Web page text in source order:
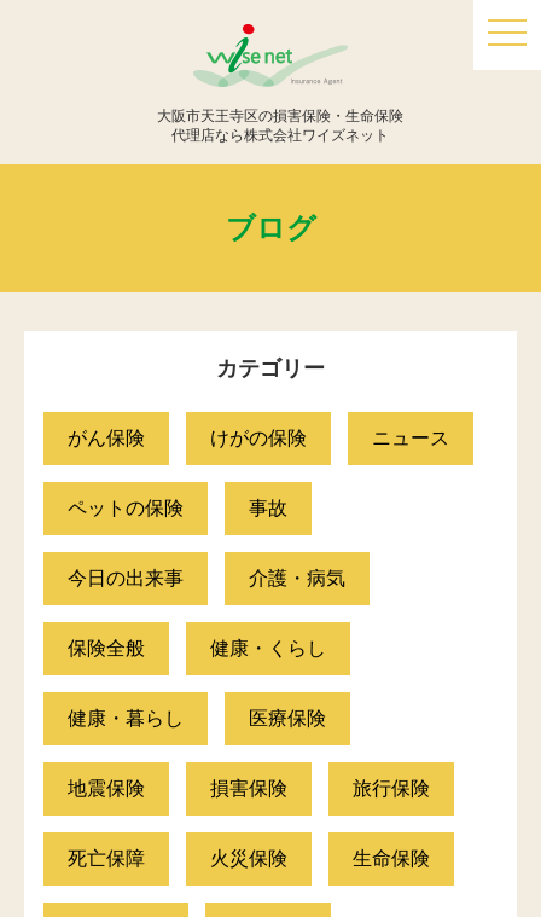
大阪市天王寺区の損害保険・生命保険
代理店なら株式会社ワイズネット
ブログ
カテゴリー
がん保険 けがの保険 ニュース
ペットの保険 事故
今日の出来事 介護・病気
保険全般 健康・くらし
健康・暮らし 医療保険
地震保険 損害保険 旅行保険
死亡保障 火災保険 生命保険